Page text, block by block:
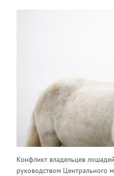
Конфликт владельцев
руководством Центрального